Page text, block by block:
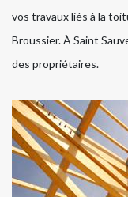
vos travaux liés à la
Broussier. À Saint
des propriétaires.